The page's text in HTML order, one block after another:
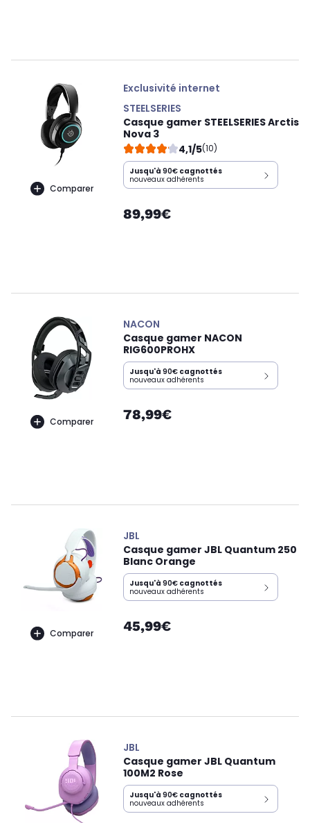
Comparer
Exclusivité internet
STEELSERIES
Casque gamer STEELSERIES Arctis
Nova 3
4,1/5(10)
Jusqu'à 90€ cagnottés
nouveaux adhérents
89,99€
Comparer
NACON
Casque gamer NACON
RIG600PROHX
Jusqu'à 90€ cagnottés
nouveaux adhérents
78,99€
Comparer
JBL
Casque gamer JBL Quantum 250
Blanc Orange
Jusqu'à 90€ cagnottés
nouveaux adhérents
45,99€
JBL
Casque gamer JBL Quantum
100M2 Rose
Jusqu'à 90€ cagnottés
nouveaux adhérents